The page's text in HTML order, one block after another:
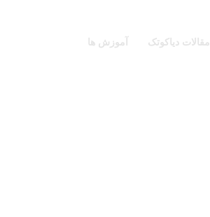
مقالات دیاکوتک آموزش ها